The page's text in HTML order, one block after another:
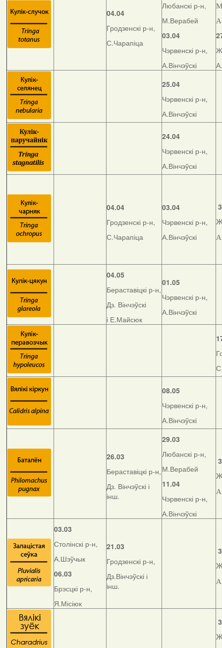
04.04
Гродзенскі р-н,
С.Чарапіца
Любанскі р-н,
М.Верабей
03.04
Чэрвенскі р-н,
А.Вінчэўскі
25.04
Чэрвенскі р-н,
А.Вінчэўскі
24.04
Чэрвенскі р-н,
А.Вінчэўскі
04.04
Гродзенскі р-н,
С.Чарапіца
03.04
Чэрвенскі р-н,
А.Вінчэўскі
04.05
Бераставіцкі р-н,
Дз. Вінчэўскі
і Е.Майсюк
01.05
Чэрвенскі р-н,
А.Вінчэўскі
08.05
Чэрвенскі р-н,
А.Вінчэўскі
26.03
Бераставіцкі р-н,
Дз. Вінчэўскі і
інш.
29.03
Любанскі р-н,
М.Верабей
11.04
Чэрвенскі р-н,
А.Вінчэўскі
03.03
Столінскі р-н,
А.Шэўчык
06.03
Брэсцкі р-н,
Я.Місіюк
21.03
Гродзенскі р-н,
Дз.Вінчэўскі і
інш.